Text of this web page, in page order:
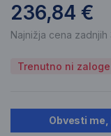
236,84 €
Najnižja cena zadnjih
Trenutno ni zaloge
Obvesti me,